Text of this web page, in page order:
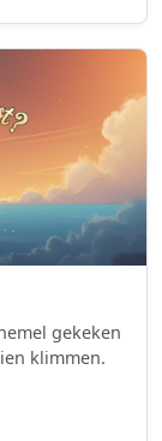
gekeken
klimmen.